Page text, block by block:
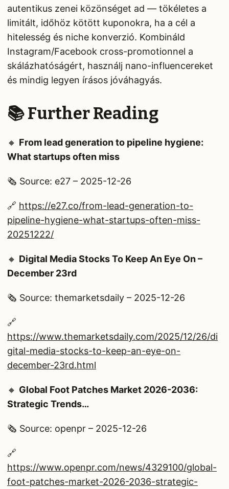
autentikus zenei közönséget ad — tökéletes a
limitált, időhöz kötött kuponokra, ha a cél a
hitelesség és niche konverzió. Kombináld
Instagram/Facebook cross-promotionnel a
skálázhatóságért, használj nano-influencereket
és mindig legyen írásos jóváhagyás.
📚 Further Reading
🔸 From lead generation to pipeline hygiene:
What startups often miss
🗞️ Source: e27 – 2025-12-26
🔗 https://e27.co/from-lead-generation-to-
pipeline-hygiene-what-startups-often-miss-
20251222/
🔸 Digital Media Stocks To Keep An Eye On –
December 23rd
🗞️ Source: themarketsdaily – 2025-12-26
🔗
https://www.themarketsdaily.com/2025/12/26/di
gital-media-stocks-to-keep-an-eye-on-
december-23rd.html
🔸 Global Foot Patches Market 2026-2036:
Strategic Trends…
🗞️ Source: openpr – 2025-12-26
🔗
https://www.openpr.com/news/4329100/global-
foot-patches-market-2026-2036-strategic-